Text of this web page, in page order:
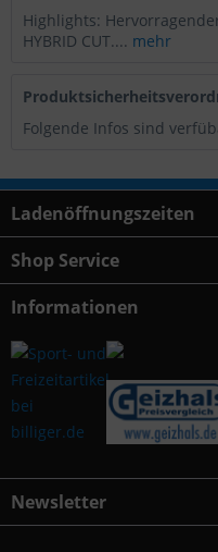
Highlights:
HYBRID CUT.... mehr
Folgende Infos sind
Ladenöffnungszeiten
Shop Service
Informationen
Newsletter